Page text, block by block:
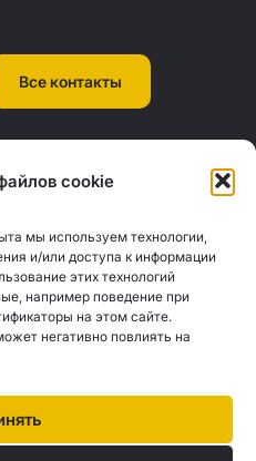
cookie
мы используем технологии,
и/или доступа к информации
этих технологий
например поведение при
на этом сайте.
негативно повлиять на
Все контакты
адрес: ул. Мазюмправас
|20260160
Контакты
учреждением, но сотрудничает с
помочь вам оценить возможности